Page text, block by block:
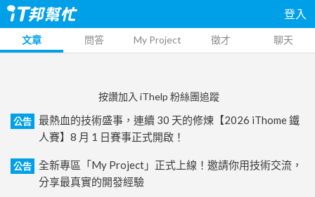
登入
文章 問答 My Project 徵才 聊天
按讚加入 iThelp 粉絲團追蹤
公告
最熱血的技術盛事，連續 30 天的修煉【2026 iThome 鐵
人賽】8 月 1 日賽事正式開啟！
公告
全新專區「My Project」正式上線！邀請你用技術交流，
分享最真實的開發經驗